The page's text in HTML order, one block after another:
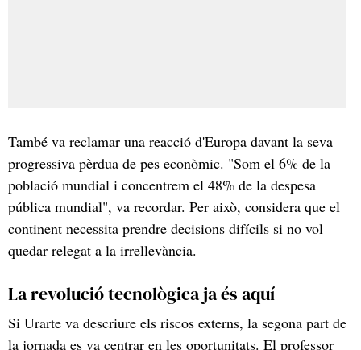
També va reclamar una reacció d'Europa davant la seva
progressiva pèrdua de pes econòmic. "Som el 6% de la
població mundial i concentrem el 48% de la despesa
pública mundial", va recordar. Per això, considera que el
continent necessita prendre decisions difícils si no vol
quedar relegat a la irrellevància.
La revolució tecnològica ja és aquí
Si Urarte va descriure els riscos externs, la segona part de
la jornada es va centrar en les oportunitats. El professor